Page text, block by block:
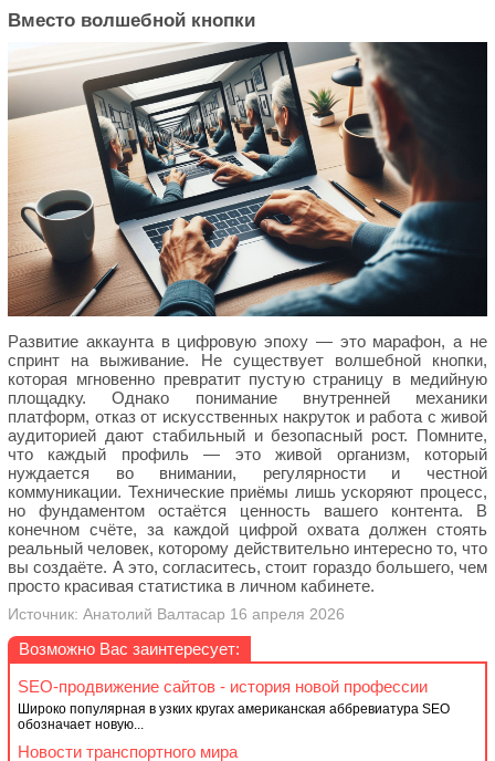
Вместо волшебной кнопки
Развитие аккаунта в цифровую эпоху — это марафон, а не
спринт на выживание. Не существует волшебной кнопки,
которая мгновенно превратит пустую страницу в медийную
площадку. Однако понимание внутренней механики
платформ, отказ от искусственных накруток и работа с живой
аудиторией дают стабильный и безопасный рост. Помните,
что каждый профиль — это живой организм, который
нуждается во внимании, регулярности и честной
коммуникации. Технические приёмы лишь ускоряют процесс,
но фундаментом остаётся ценность вашего контента. В
конечном счёте, за каждой цифрой охвата должен стоять
реальный человек, которому действительно интересно то, что
вы создаёте. А это, согласитесь, стоит гораздо большего, чем
просто красивая статистика в личном кабинете.
Источник: Анатолий Валтасар 16 апреля 2026
Возможно Вас заинтересует:
SEO-продвижение сайтов - история новой профессии
Широко популярная в узких кругах американская аббревиатура SEO
обозначает новую...
Новости транспортного мира